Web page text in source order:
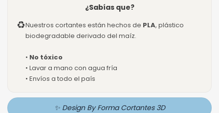
¿Sabías que?
♻Nuestros cortantes están hechos de PLA, plástico
biodegradable derivado del maíz.
• No tóxico
• Lavar a mano con agua fría
• Envíos a todo el país
✨ Design By Forma Cortantes 3D